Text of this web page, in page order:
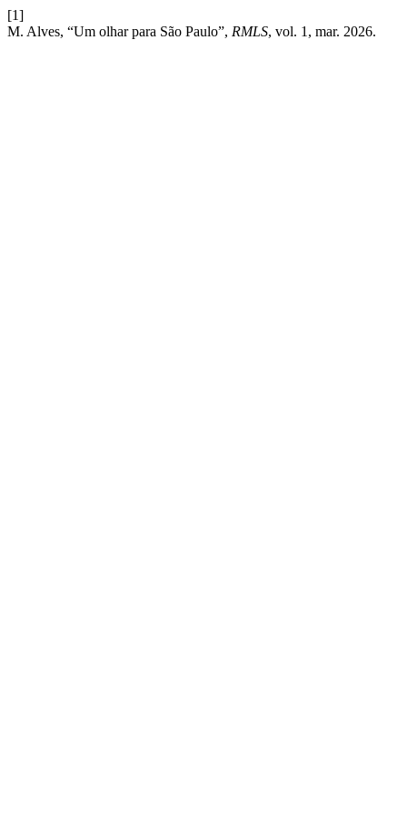
[1]
M. Alves, “Um olhar para São Paulo”, RMLS, vol. 1, mar. 2026.